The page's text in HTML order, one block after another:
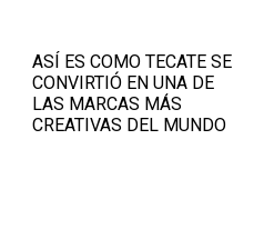
ASÍ ES COMO TECATE SE
CONVIRTIÓ EN UNA DE
LAS MARCAS MÁS
CREATIVAS DEL MUNDO